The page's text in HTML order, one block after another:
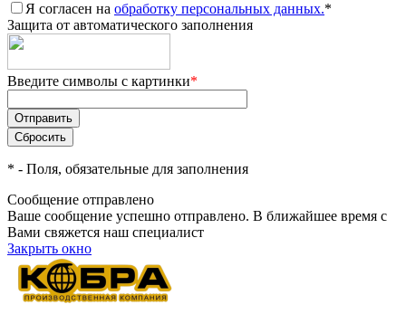
Я согласен на обработку персональных данных.*
Защита от автоматического заполнения
Введите символы с картинки*
* - Поля, обязательные для заполнения
Сообщение отправлено
Ваше сообщение успешно отправлено. В ближайшее время с
Вами свяжется наш специалист
Закрыть окно